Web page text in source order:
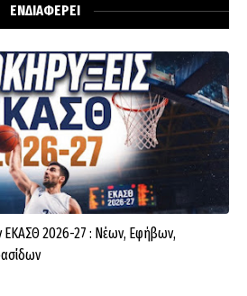
ΕΝΔΙΑΦΕΡΕΙ
ΕΚΑΣΘ 2026-27 : Νέων, Εφήβων,